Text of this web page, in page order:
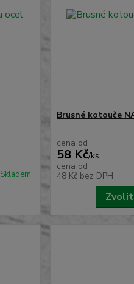
Skladem
Brusné kotouče
cena od
58 Kč/ks
cena od
48 Kč bez DPH